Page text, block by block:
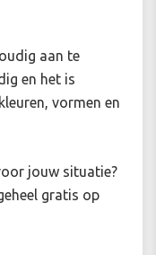
aan te
en het is
vormen en
jouw situatie?
gratis op